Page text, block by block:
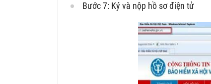
Bước 7: Ký và nộp hồ sơ điện tử